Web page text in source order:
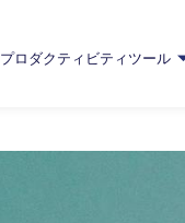
プロダクティビティツール